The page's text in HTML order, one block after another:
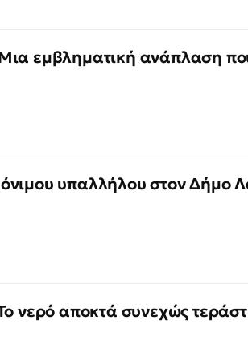
εμβληματική ανάπλαση
υπαλλήλου στον Δήμο
νερό αποκτά συνεχώς